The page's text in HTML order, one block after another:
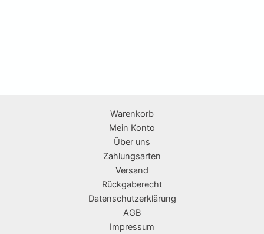
Warenkorb
Mein Konto
Über uns
Zahlungsarten
Versand
Rückgaberecht
Datenschutzerklärung
AGB
Impressum